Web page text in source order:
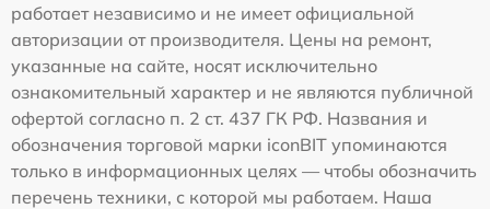
работает независимо и не имеет официальной
авторизации от производителя. Цены на ремонт,
указанные на сайте, носят исключительно
ознакомительный характер и не являются публичной
офертой согласно п. 2 ст. 437 ГК РФ. Названия и
обозначения торговой марки iconBIT упоминаются
только в информационных целях — чтобы обозначить
перечень техники, с которой мы работаем. Наша